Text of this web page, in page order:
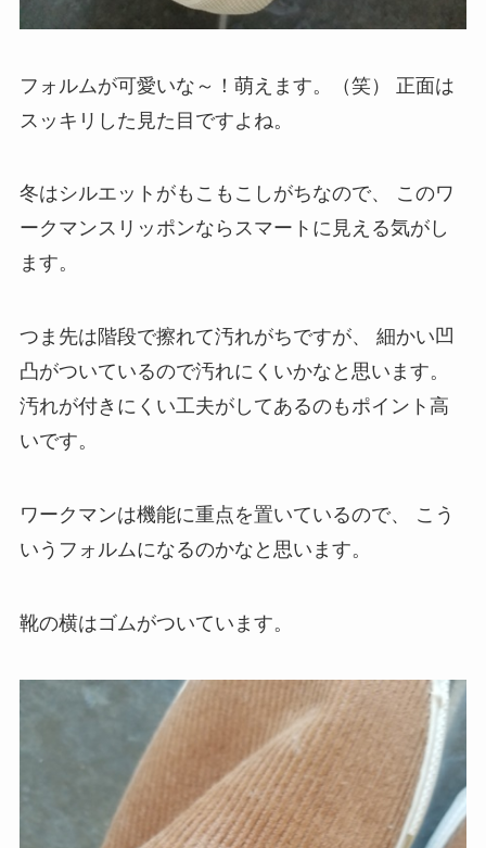
フォルムが可愛いな～！萌えます。（笑）
正面は
スッキリした見た目ですよね。
冬はシルエットがもこもこしがちなので、
このワ
ークマンスリッポンならスマートに見える気がし
ます。
つま先は階段で擦れて汚れがちですが、
細かい凹
凸がついているので汚れにくいかなと思います。
汚れが付きにくい工夫がしてあるのもポイント高
いです。
ワークマンは機能に重点を置いているので、
こう
いうフォルムになるのかなと思います。
靴の横はゴムがついています。